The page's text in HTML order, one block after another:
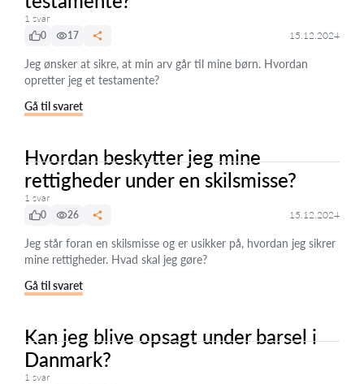
1 svar
0
17 15.12.2024
Jeg ønsker at sikre, at min arv går til mine børn. Hvordan
opretter jeg et testamente?
Gå til svaret
Hvordan beskytter jeg mine
rettigheder under en skilsmisse?
1 svar
0
26 15.12.2024
Jeg står foran en skilsmisse og er usikker på, hvordan jeg sikrer
mine rettigheder. Hvad skal jeg gøre?
Gå til svaret
Kan jeg blive opsagt under barsel i
Danmark?
1 svar